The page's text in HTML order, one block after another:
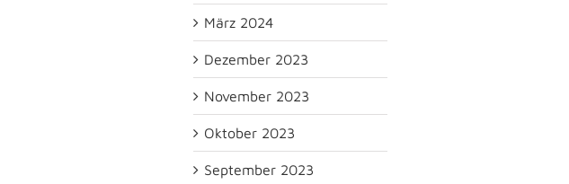
März 2024
Dezember 2023
November 2023
Oktober 2023
September 2023